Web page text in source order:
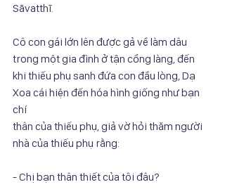
Sāvatthī.
Cô con gái lớn lên được gả về làm dâu
trong một gia đình ở tận cổng làng, đến
khi thiếu phụ sanh đứa con đầu lòng, Dạ
Xoa cái hiện đến hóa hình giống như bạn
chí
thân của thiếu phụ, giả vờ hỏi thăm người
nhà của thiếu phụ rằng:
- Chị bạn thân thiết của tôi đâu?